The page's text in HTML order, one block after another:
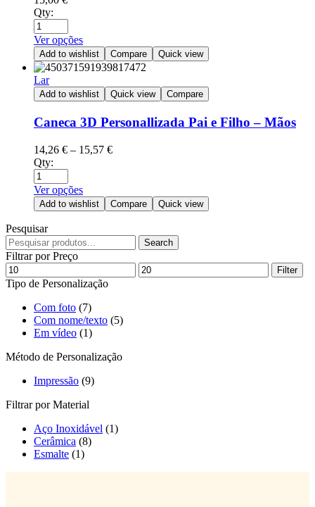
Qty:
Ver opções
Add to wishlist Compare Quick view
Lar
Add to wishlist Quick view Compare
Caneca 3D Personallizada Pai e Filho – Mãos
14,26 € – 15,57 €
Qty:
Ver opções
Add to wishlist Compare Quick view
Pesquisar
Search
Filtrar por Preço
Filter
Tipo de Personalização
Com foto (7)
Com nome/texto (5)
Em vídeo (1)
Método de Personalização
Impressão (9)
Filtrar por Material
Aço Inoxidável (1)
Cerâmica (8)
Esmalte (1)